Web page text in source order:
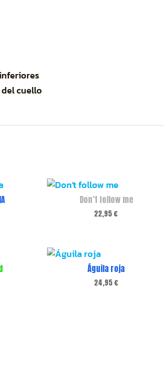
cuello
Don’t follow me
22,95€
Águila roja
24,95€